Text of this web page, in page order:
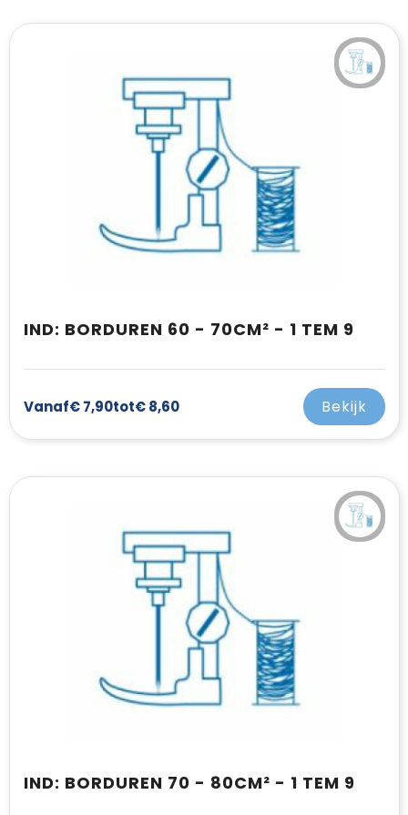
IND: BORDUREN 60 - 70CM² - 1 TEM 9
Vanaf€ 7,90tot€ 8,60 Bekijk
IND: BORDUREN 70 - 80CM² - 1 TEM 9